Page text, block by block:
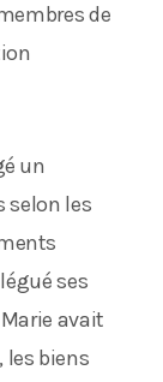
de
un
selon les
ses
avait
les biens